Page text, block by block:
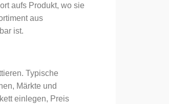
aufs Produkt, wo sie
aus
ist.
Typische
Märkte und
einlegen, Preis